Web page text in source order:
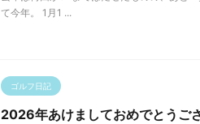
て今年。 1月1 ...
ゴルフ日記
2026年あけましておめでとうご